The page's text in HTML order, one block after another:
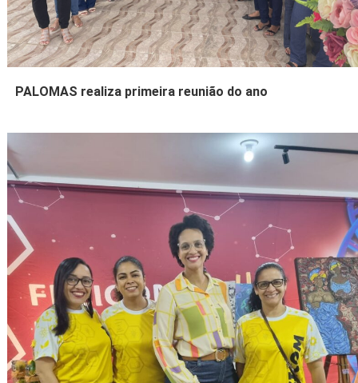
PALOMAS realiza primeira reunião do ano